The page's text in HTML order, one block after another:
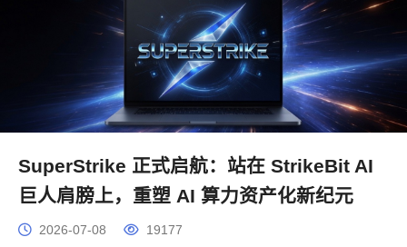
SuperStrike 正式启航：站在 StrikeBit AI
巨人肩膀上，重塑 AI 算力资产化新纪元
2026-07-08 19177